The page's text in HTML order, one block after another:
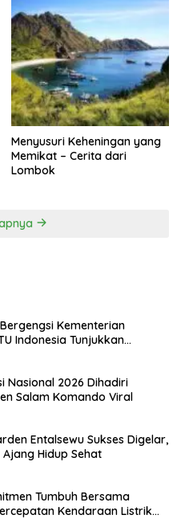
Menyusuri Keheningan yang
Memikat – Cerita dari
Lombok
Kementerian
Indonesia Tunjukkan
Nasional 2026 Dihadiri
Salam Komando Viral
Entalsewu Sukses Digelar,
Hidup Sehat
Tumbuh Bersama
Kendaraan Listrik